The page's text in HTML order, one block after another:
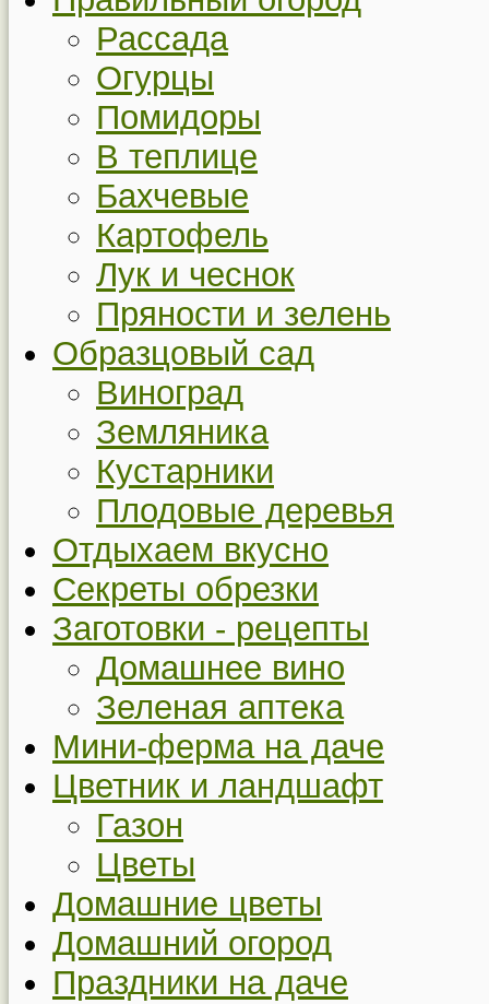
Рассада
Огурцы
Помидоры
В теплице
Бахчевые
Картофель
Лук и чеснок
Пряности и зелень
Образцовый сад
Виноград
Земляника
Кустарники
Плодовые деревья
Отдыхаем вкусно
Секреты обрезки
Заготовки - рецепты
Домашнее вино
Зеленая аптека
Мини-ферма на даче
Цветник и ландшафт
Газон
Цветы
Домашние цветы
Домашний огород
Праздники на даче